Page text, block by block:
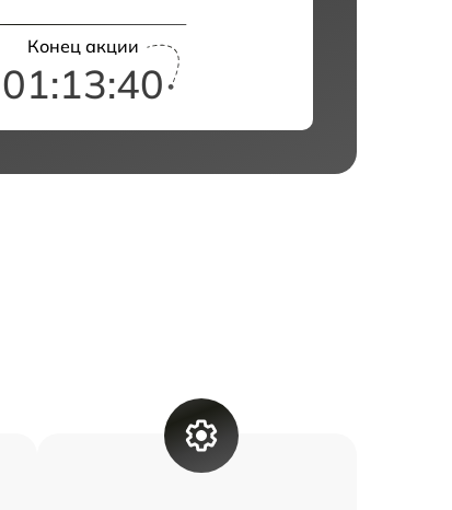
Конец акции
01:13:38